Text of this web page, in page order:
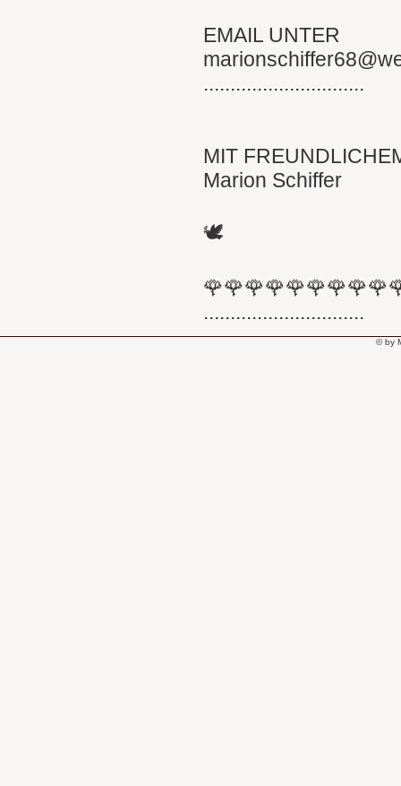
EMAIL UNTER
..............................
MIT
Marion Schiffer
🕊
..............................
© by